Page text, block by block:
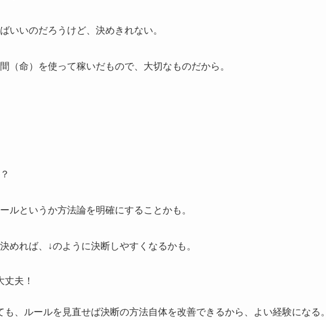
いいのだろうけど、決めきれない。
（命）を使って稼いだもので、大切なものだから。
ルというか方法論を明確にすることかも。
めれば、↓のように決断しやすくなるかも。
夫！
、ルールを見直せば決断の方法自体を改善できるから、よい経験になる。